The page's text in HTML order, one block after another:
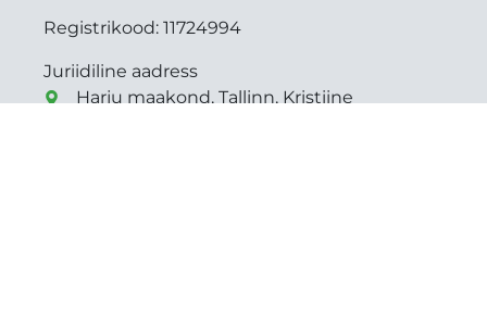
Registrikood: 11724994
Juriidiline aadress
Harju maakond, Tallinn, Kristiine